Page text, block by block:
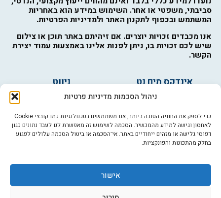
ניהול הסכמות מדיניות פרטיות
כדי לספק את החוויה הטובה ביותר, אנו משתמשים בטכנולוגיות כמו קובצי Cookie
לאחסון וגישה למידע מהמכשיר. הסכמה לשימוש זה מאפשרת לנו לעבד נתונים כגון
דפוסי גלישה או מזהים ייחודיים באתר. אי־הסכמה או ביטול הסכמה עלולים לפגוע
בחלק מהתכונות והפונקציות.
אישור
סביבתי, משפטי או אחר. השימוש במידע הוא באחריות
המשתמש ובכפוף לתקנון האתר ולמדיניות הפרטיות.
אנו מכבדים זכויות יוצרים. אם זיהיתם באתר תוכן או צילום
שיש לכם זכויות בו, ניתן לפנות אלינו באמצעות עמוד יצירת
הקשר.
אינדקס מים נט
מים ובריאות
פורום מים
ניווט
אינדקס עסקים
צרו קשר
מי אנחנו
הרשמה לניוזלטר
פרסמו אצלנו